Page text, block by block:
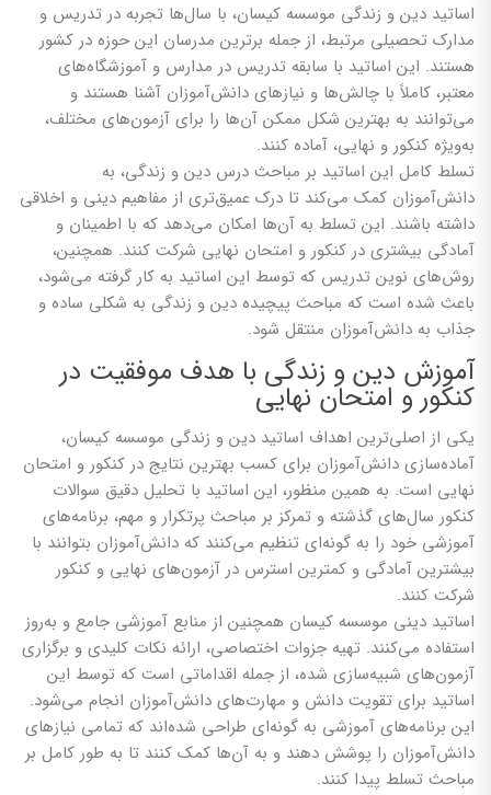
اساتید دین و زندگی موسسه کیسان، با سال‌ها تجربه در تدریس و
مدارک تحصیلی مرتبط، از جمله برترین مدرسان این حوزه در کشور
هستند. این اساتید با سابقه تدریس در مدارس و آموزشگاه‌های
معتبر، کاملاً با چالش‌ها و نیازهای دانش‌آموزان آشنا هستند و
می‌توانند به بهترین شکل ممکن آن‌ها را برای آزمون‌های مختلف،
به‌ویژه کنکور و نهایی، آماده کنند.
تسلط کامل این اساتید بر مباحث درس دین و زندگی، به
دانش‌آموزان کمک می‌کند تا درک عمیق‌تری از مفاهیم دینی و اخلاقی
داشته باشند. این تسلط به آن‌ها امکان می‌دهد که با اطمینان و
آمادگی بیشتری در کنکور و امتحان نهایی شرکت کنند. همچنین،
روش‌های نوین تدریس که توسط این اساتید به کار گرفته می‌شود،
باعث شده است که مباحث پیچیده دین و زندگی به شکلی ساده و
جذاب به دانش‌آموزان منتقل شود.
آموزش دین و زندگی با هدف موفقیت در
کنکور و امتحان نهایی
یکی از اصلی‌ترین اهداف اساتید دین و زندگی موسسه کیسان،
آماده‌سازی دانش‌آموزان برای کسب بهترین نتایج در کنکور و امتحان
نهایی است. به همین منظور، این اساتید با تحلیل دقیق سوالات
کنکور سال‌های گذشته و تمرکز بر مباحث پرتکرار و مهم، برنامه‌های
آموزشی خود را به گونه‌ای تنظیم می‌کنند که دانش‌آموزان بتوانند با
بیشترین آمادگی و کمترین استرس در آزمون‌های نهایی و کنکور
شرکت کنند.
اساتید دینی موسسه کیسان همچنین از منابع آموزشی جامع و به‌روز
استفاده می‌کنند. تهیه جزوات اختصاصی، ارائه نکات کلیدی و برگزاری
آزمون‌های شبیه‌سازی شده، از جمله اقداماتی است که توسط این
اساتید برای تقویت دانش و مهارت‌های دانش‌آموزان انجام می‌شود.
این برنامه‌های آموزشی به گونه‌ای طراحی شده‌اند که تمامی نیازهای
دانش‌آموزان را پوشش دهند و به آن‌ها کمک کنند تا به طور کامل بر
مباحث تسلط پیدا کنند.